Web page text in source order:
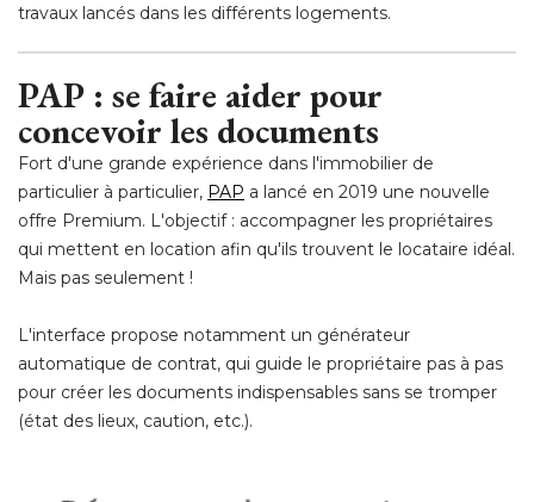
travaux lancés dans les différents logements.
PAP : se faire aider pour
concevoir les documents
Fort d'une grande expérience dans l'immobilier de
particulier à particulier, PAP a lancé en 2019 une nouvelle
offre Premium. L'objectif : accompagner les propriétaires
qui mettent en location afin qu'ils trouvent le locataire idéal.
Mais pas seulement !
L'interface propose notamment un générateur
automatique de contrat, qui guide le propriétaire pas à pas
pour créer les documents indispensables sans se tromper
(état des lieux, caution, etc.).